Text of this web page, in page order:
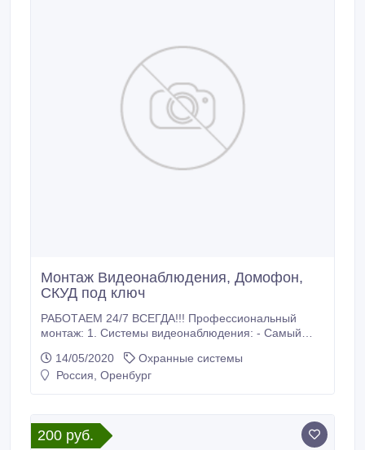
Монтаж Видеонаблюдения, Домофон,
СКУД под ключ
РАБОТАЕМ 24/7 ВСЕГДА!!! Профессиональный
монтаж: 1. Системы видеонаблюдения: - Самый
1 до 5 мп. - IP камеры от 1 до 8 мп. - Wi-fi IP
камеры; - Камеры на 360 градусов; -
14/05/2020
Охранные системы
Россия, Оренбург
200 руб.